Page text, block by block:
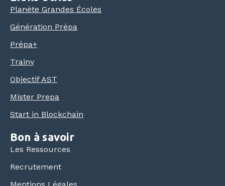
Planète Grandes Écoles
Génération Prépa
Prépa+
Trainy
Objectif AST
Mister Prepa
Start in Blockchain
Bon à savoir
Les Ressources
Recrutement
Mentions Légales